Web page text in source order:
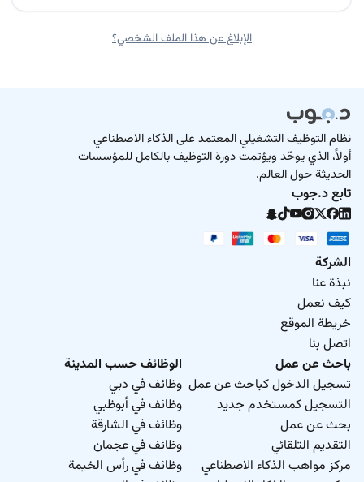
الإبلاغ عن هذا الملف الشخصي؟
نظام التوظيف التشغيلي المعتمد على الذكاء الاصطناعي
أولاً، الذي يوحّد ويؤتمت دورة التوظيف بالكامل للمؤسسات
الحديثة حول العالم.
تابع د.جوب
الشركة
نبذة عنا
كيف نعمل
خريطة الموقع
اتصل بنا
باحث عن عمل
تسجيل الدخول كباحث عن عمل
التسجيل كمستخدم جديد
بحث عن عمل
التقديم التلقائي
مركز مواهب الذكاء الاصطناعي
الوظائف حسب المدينة
وظائف في دبي
وظائف في أبوظبي
وظائف في الشارقة
وظائف في عجمان
وظائف في رأس الخيمة